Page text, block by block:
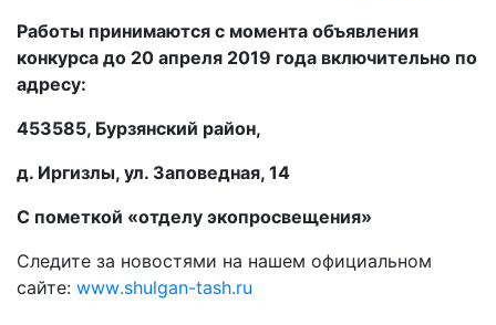
Работы принимаются с момента объявления
конкурса до 20 апреля 2019 года включительно по
адресу:
453585, Бурзянский район,
д. Иргизлы, ул. Заповедная, 14
С пометкой «отделу экопросвещения»
Следите за новостями на нашем официальном
сайте: www.shulgan-tash.ru